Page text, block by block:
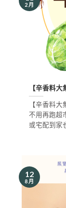
【辛香料大
【辛香料
不用再跑超
或宅配到家
2 月
12
8 月